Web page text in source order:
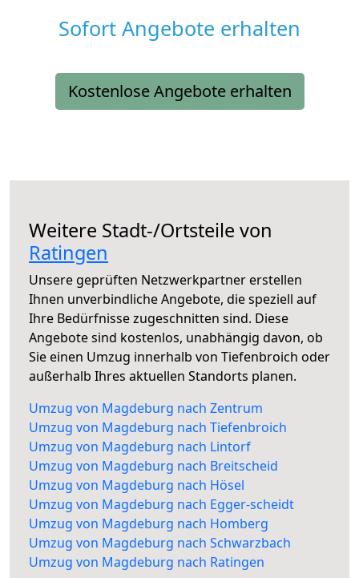
Sofort Angebote erhalten
Kostenlose Angebote erhalten
Weitere Stadt-/Ortsteile von
Ratingen
Unsere geprüften Netzwerkpartner erstellen
Ihnen unverbindliche Angebote, die speziell auf
Ihre Bedürfnisse zugeschnitten sind. Diese
Angebote sind kostenlos, unabhängig davon, ob
Sie einen Umzug innerhalb von Tiefenbroich oder
außerhalb Ihres aktuellen Standorts planen.
Umzug von Magdeburg nach Zentrum
Umzug von Magdeburg nach Tiefenbroich
Umzug von Magdeburg nach Lintorf
Umzug von Magdeburg nach Breitscheid
Umzug von Magdeburg nach Hösel
Umzug von Magdeburg nach Egger-scheidt
Umzug von Magdeburg nach Homberg
Umzug von Magdeburg nach Schwarzbach
Umzug von Magdeburg nach Ratingen